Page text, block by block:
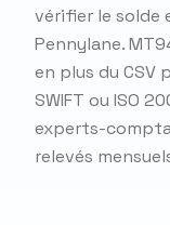
vérifier le solde
Pennylane.
en plus du CSV
SWIFT ou ISO
experts-
relevés